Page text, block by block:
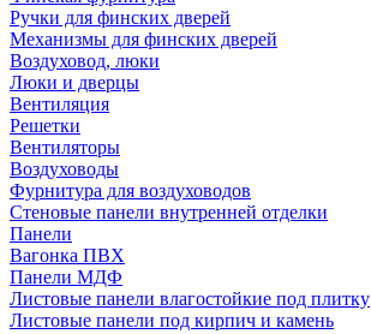
Ручки для финских дверей
Механизмы для финских дверей
Воздуховод, люки
Люки и дверцы
Вентиляция
Решетки
Вентиляторы
Воздуховоды
Фурнитура для воздуховодов
Стеновые панели внутренней отделки
Панели
Вагонка ПВХ
Панели МДФ
Листовые панели влагостойкие под плитку
Листовые панели под кирпич и камень